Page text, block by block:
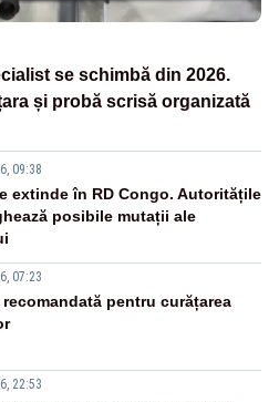
se schimbă din 2026.
și probă scrisă organizată
09:38
extinde în RD Congo. Autoritățile
posibile mutații ale
07:23
recomandată pentru curățarea
22:53